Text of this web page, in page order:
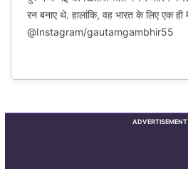
रन बनाए थे. हालांकि, वह भारत के लिए एक
@Instagram/gautamgambhir55
ADVERTISEMENT